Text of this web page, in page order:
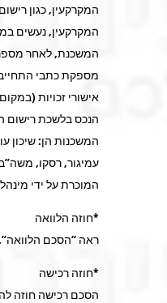
המקרקעין, כגון
המקרקעין, נעשים
המשכנת, לאחר
מספקת כתבי
אישורי זכויות
הנכס בלשכת רישום
המשכנות הן: שיכון
עמיגור, רסקו,
המוכרת על ידי
*חוזה הלוואה
ראה “הסכם
*חוזה רכישה
הסכם רכישה חוזה